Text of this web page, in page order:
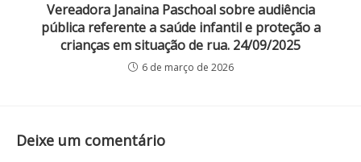
Vereadora Janaina Paschoal sobre audiência
pública referente a saúde infantil e proteção a
crianças em situação de rua. 24/09/2025
6 de março de 2026
Deixe um comentário